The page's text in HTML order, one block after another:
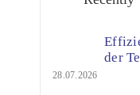
der
28.07.2026